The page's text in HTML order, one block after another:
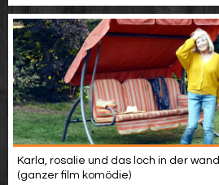
Karla, rosalie und das loch in der wand
(ganzer film komödie)